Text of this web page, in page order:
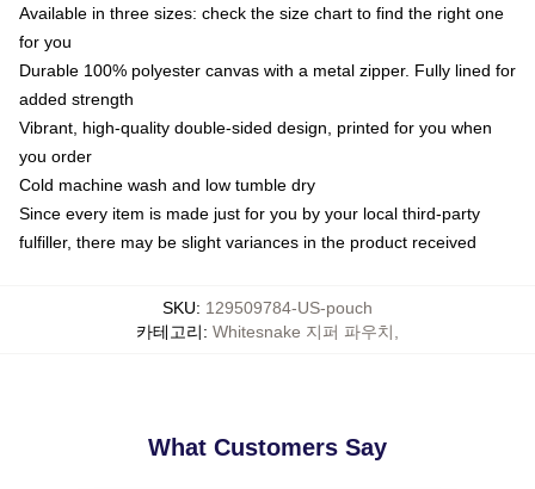
Available in three sizes: check the size chart to find the right one
for you
Durable 100% polyester canvas with a metal zipper. Fully lined for
added strength
Vibrant, high-quality double-sided design, printed for you when
you order
Cold machine wash and low tumble dry
Since every item is made just for you by your local third-party
fulfiller, there may be slight variances in the product received
SKU: 129509784-US-pouch
카테고리: Whitesnake 지퍼 파우치
What Customers Say